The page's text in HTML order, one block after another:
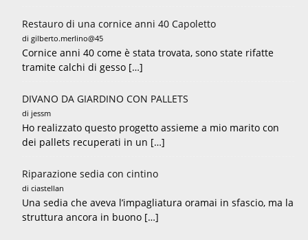
Restauro di una cornice anni 40 Capoletto
di gilberto.merlino@45
Cornice anni 40 come è stata trovata, sono state rifatte
tramite calchi di gesso […]
DIVANO DA GIARDINO CON PALLETS
di jessm
Ho realizzato questo progetto assieme a mio marito con
dei pallets recuperati in un […]
Riparazione sedia con cintino
di ciastellan
Una sedia che aveva l’impagliatura oramai in sfascio, ma la
struttura ancora in buono […]